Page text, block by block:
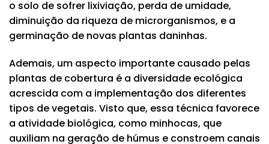
o solo de sofrer lixiviação, perda de umidade,
diminuição da riqueza de microrganismos, e a
germinação de novas plantas daninhas.
Ademais, um aspecto importante causado pelas
plantas de cobertura é a diversidade ecológica
acrescida com a implementação dos diferentes
tipos de vegetais. Visto que, essa técnica favorece
a atividade biológica, como minhocas, que
auxiliam na geração de húmus e constroem canais